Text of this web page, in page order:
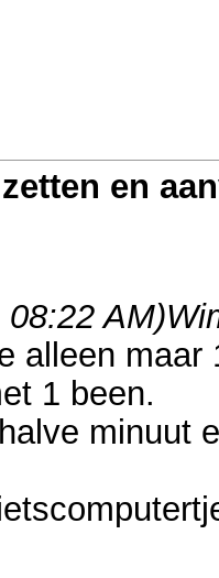
en
08:22 AM)
alleen
1 been.
minuut